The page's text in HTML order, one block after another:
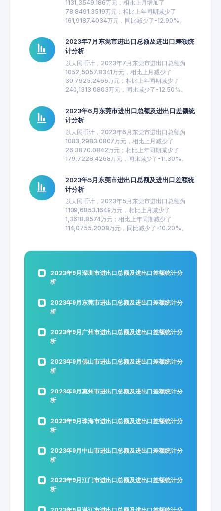
1131,3549.186万元，相比上月增加了
78,8491.3519万元；相比上年同期减少了
161,9187.4034万元，同比减少了-12.90%。
2023年7月东莞市进出口总额及进出口差额统
计分析
以人民币计，2023年7月东莞市进出口总额为
1052,5057.8341万元，相比上月减少了
30,7925.2466万元；相比上年同期减少了
240,1313.0803万元，同比减少了-12.50%。
2023年6月东莞市进出口总额及进出口差额统
计分析
以人民币计，2023年6月东莞市进出口总额为
1083,2983.0807万元，相比上月减少了
26,3870.0842万元；相比上年同期减少了
179,7228.4268万元，同比减少了-11.30%。
2023年5月东莞市进出口总额及进出口差额统
计分析
以人民币计，2023年5月东莞市进出口总额为
1109,6853.1649万元，相比上月减少了
1,3618.8574万元；相比上年同期减少了
114,0755.2008万元，同比减少了-10.20%。
2023年9月深圳市进出口总额及进出口差额统计分
析
2023年9月东莞市进出口总额及进出口差额统计分
析
2023年9月广州市进出口总额及进出口差额统计分
析
2023年9月佛山市进出口总额及进出口差额统计分
析
2023年9月惠州市进出口总额及进出口差额统计分
析
2023年9月珠海市进出口总额及进出口差额统计分
析
2023年9月中山市进出口总额及进出口差额统计分
析
2023年9月江门市进出口总额及进出口差额统计分
析